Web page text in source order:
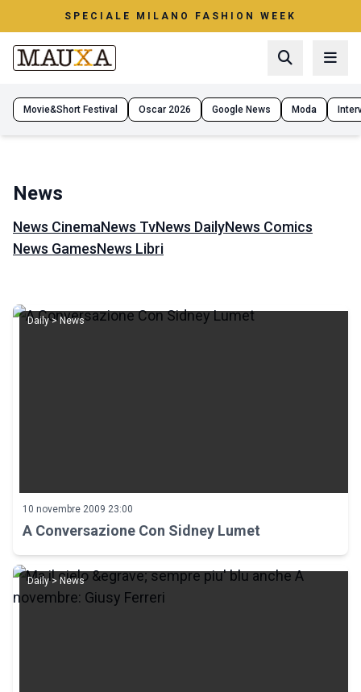
SPECIALE MILANO FASHION WEEK
Movie&Short Festival Oscar 2026 Google News Moda
News
News CinemaNews TvNews DailyNews Comics
News GamesNews Libri
Daily > News
10 novembre 2009 23:00
A Conversazione Con Sidney Lumet
Daily > News